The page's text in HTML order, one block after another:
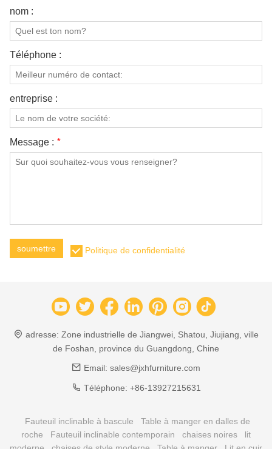
nom :
Téléphone :
entreprise :
Message : *
soumettre Politique de confidentialité
adresse: Zone industrielle de Jiangwei, Shatou, Jiujiang, ville
de Foshan, province du Guangdong, Chine
Email: sales@jxhfurniture.com
Téléphone: +86-13927215631
Fauteuil inclinable à bascule
Table à manger en dalles de
roche
Fauteuil inclinable contemporain chaises noires
lit